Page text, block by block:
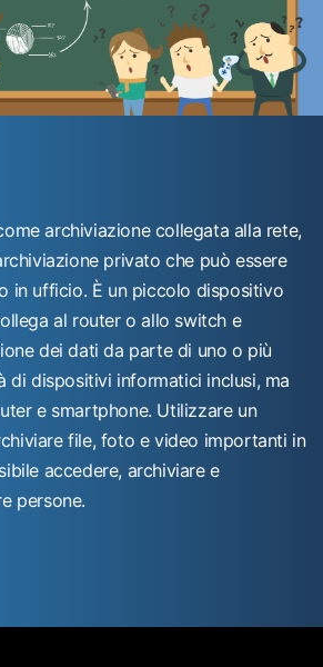
archiviazione collegata alla rete,
privato che può essere
in ufficio. È un piccolo dispositivo
al router o allo switch e
dei dati da parte di uno o più
di dispositivi informatici inclusi, ma
e smartphone. Utilizzare un
file, foto e video importanti in
accedere, archiviare e
persone.